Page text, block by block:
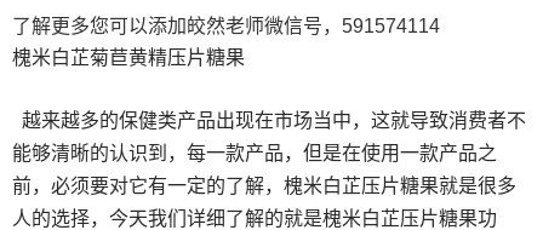
了解更多您可以添加皎然老师微信号，591574114
槐米白芷菊苣黄精压片糖果
越来越多的保健类产品出现在市场当中，这就导致消费者不
能够清晰的认识到，每一款产品，但是在使用一款产品之
前，必须要对它有一定的了解，槐米白芷压片糖果就是很多
人的选择，今天我们详细了解的就是槐米白芷压片糖果功